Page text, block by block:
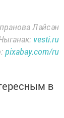
Ләйсән
Чыганак: vesti.ru
pixabay.com/ru
в